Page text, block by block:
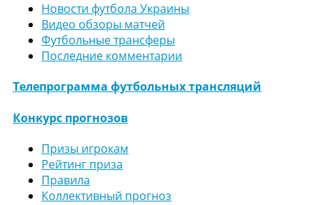
Новости футбола Украины
Видео обзоры матчей
Футбольные трансферы
Последние комментарии
Телепрограмма футбольных трансляций
Конкурс прогнозов
Призы игрокам
Рейтинг приза
Правила
Коллективный прогноз